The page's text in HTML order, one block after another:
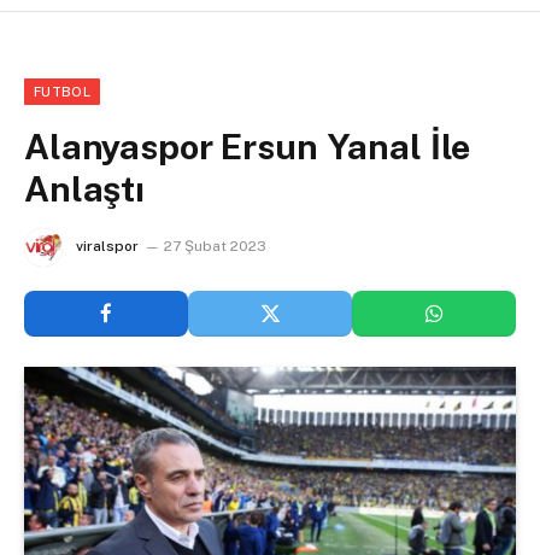
FUTBOL
Alanyaspor Ersun Yanal İle
Anlaştı
viralspor 27 Şubat 2023